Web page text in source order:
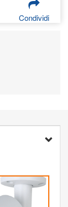
Condividi